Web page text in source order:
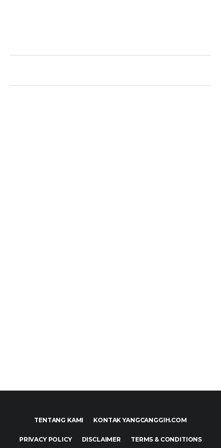
TENTANG KAMI KONTAK YANGCANGGIH.COM
PRIVACY POLICY DISCLAIMER TERMS & CONDITIONS